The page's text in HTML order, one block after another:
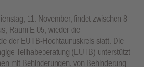
11. November, findet zwischen 8
Raum E 05, wieder die
der EUTB-Hochtaunuskreis statt. Die
Teilhabeberatung (EUTB) unterstützt
mit Behinderungen, von Behinderung
N